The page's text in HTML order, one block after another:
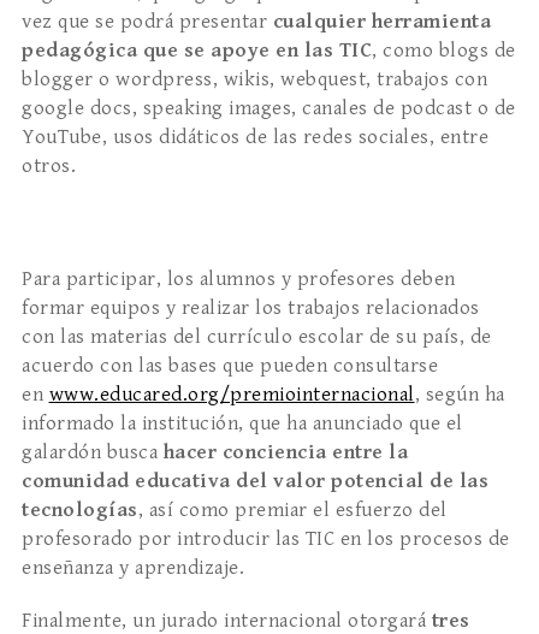
vez que se podrá presentar cualquier herramienta
pedagógica que se apoye en las TIC, como blogs de
blogger o wordpress, wikis, webquest, trabajos con
google docs, speaking images, canales de podcast o de
YouTube, usos didáticos de las redes sociales, entre
otros.
Para participar, los alumnos y profesores deben
formar equipos y realizar los trabajos relacionados
con las materias del currículo escolar de su país, de
acuerdo con las bases que pueden consultarse
en www.educared.org/premiointernacional, según ha
informado la institución, que ha anunciado que el
galardón busca hacer conciencia entre la
comunidad educativa del valor potencial de las
tecnologías, así como premiar el esfuerzo del
profesorado por introducir las TIC en los procesos de
enseñanza y aprendizaje.
Finalmente, un jurado internacional otorgará tres